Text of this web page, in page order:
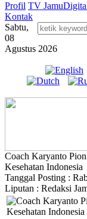
Profil TV
Kontak
Sabtu,
08
Agustus 2026
Coach Karyanto
Kesehatan Indonesia
Tanggal Posting :
Liputan : Redaksi